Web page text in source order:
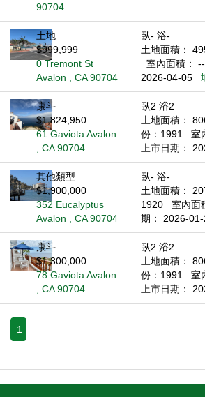
90704
土地
$999,999
0 Tremont St
Avalon , CA 90704
臥- 浴-
土地面積：
室內面積：
2026-04-05
康斗
$1,824,950
61 Gaviota Avalon
, CA 90704
臥2 浴2
土地面積：
份：1991
室
上市日期：
其他類型
$1,900,000
352 Eucalyptus
Avalon , CA 90704
臥- 浴-
土地面積：
1920
室內面
期： 2026-
康斗
$1,300,000
78 Gaviota Avalon
, CA 90704
臥2 浴2
土地面積：
份：1991
室
上市日期：
1